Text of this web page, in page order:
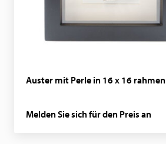
Auster mit Perle in 16 x 16 rahmen
Melden Sie sich für den Preis an